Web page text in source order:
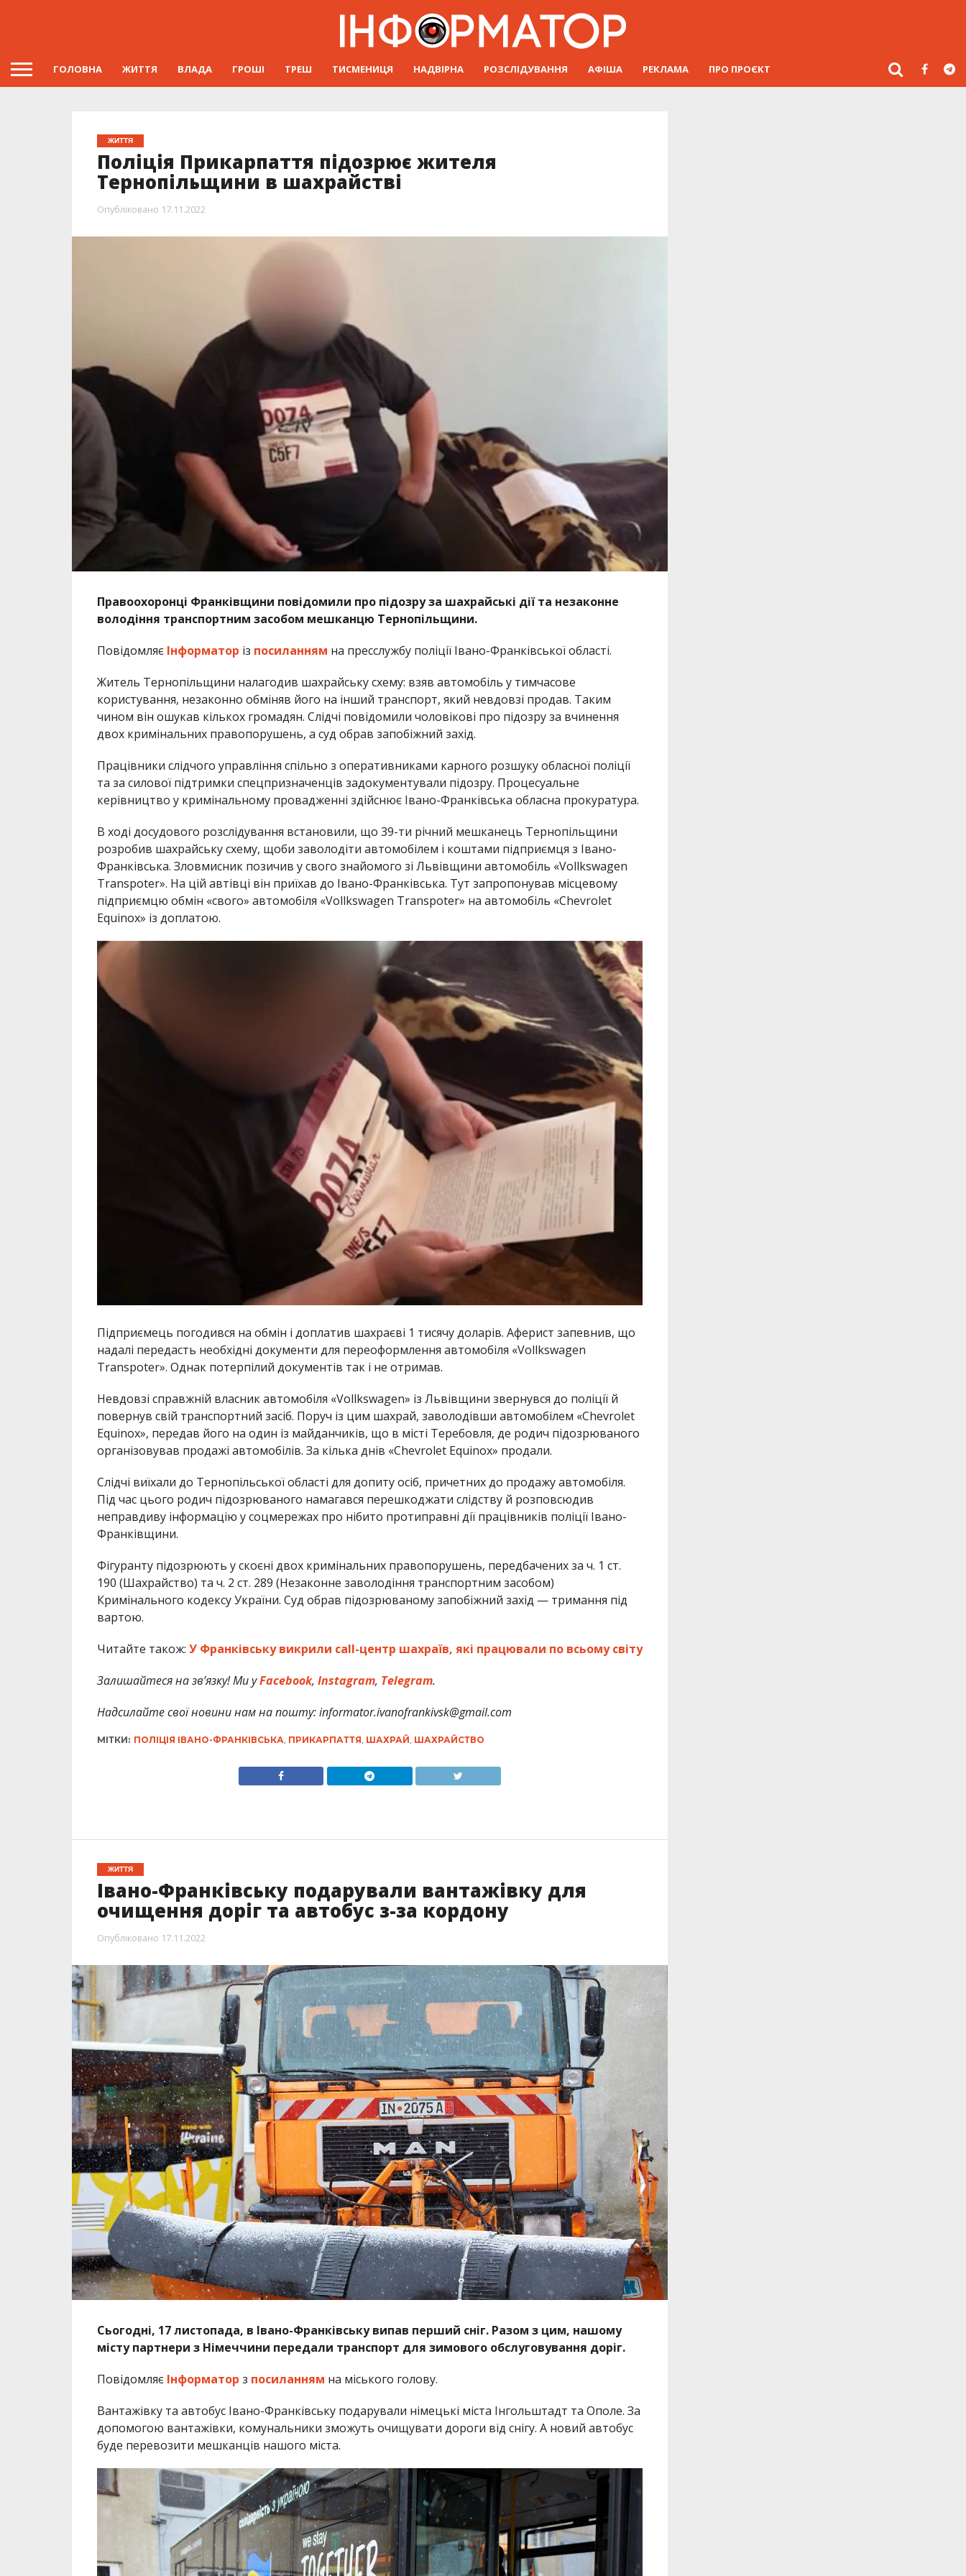
ГОЛОВНА ЖИТТЯ ВЛАДА ГРОШІ ТРЕШ ТИСМЕНИЦЯ НАДВІРНА РОЗСЛІДУВАННЯ АФІША РЕКЛАМА ПРО ПРОЄКТ
ЖИТТЯ
Поліція Прикарпаття підозрює жителя
Тернопільщини в шахрайстві
Опубліковано 17.11.2022
Правоохоронці Франківщини повідомили про підозру за шахрайські дії та незаконне
володіння транспортним засобом мешканцю Тернопільщини.
Повідомляє Інформатор із посиланням на пресслужбу поліції Івано-Франківської області.
Житель Тернопільщини налагодив шахрайську схему: взяв автомобіль у тимчасове
користування, незаконно обміняв його на інший транспорт, який невдовзі продав. Таким
чином він ошукав кількох громадян. Слідчі повідомили чоловікові про підозру за вчинення
двох кримінальних правопорушень, а суд обрав запобіжний захід.
Працівники слідчого управління спільно з оперативниками карного розшуку обласної поліції
та за силової підтримки спецпризначенців задокументували підозру. Процесуальне
керівництво у кримінальному провадженні здійснює Івано-Франківська обласна прокуратура.
В ході досудового розслідування встановили, що 39-ти річний мешканець Тернопільщини
розробив шахрайську схему, щоби заволодіти автомобілем і коштами підприємця з Івано-
Франківська. Зловмисник позичив у свого знайомого зі Львівщини автомобіль «Vollkswagen
Transpoter». На цій автівці він приїхав до Івано-Франківська. Тут запропонував місцевому
підприємцю обмін «свого» автомобіля «Vollkswagen Transpoter» на автомобіль «Chevrolet
Equinox» із доплатою.
Підприємець погодився на обмін і доплатив шахраєві 1 тисячу доларів. Аферист запевнив, що
надалі передасть необхідні документи для переоформлення автомобіля «Vollkswagen
Transpoter». Однак потерпілий документів так і не отримав.
Невдовзі справжній власник автомобіля «Vollkswagen» із Львівщини звернувся до поліції й
повернув свій транспортний засіб. Поруч із цим шахрай, заволодівши автомобілем «Chevrolet
Equinox», передав його на один із майданчиків, що в місті Теребовля, де родич підозрюваного
організовував продажі автомобілів. За кілька днів «Chevrolet Equinox» продали.
Слідчі виїхали до Тернопільської області для допиту осіб, причетних до продажу автомобіля.
Під час цього родич підозрюваного намагався перешкоджати слідству й розповсюдив
неправдиву інформацію у соцмережах про нібито протиправні дії працівників поліції Івано-
Франківщини.
Фігуранту підозрюють у скоєні двох кримінальних правопорушень, передбачених за ч. 1 ст.
190 (Шахрайство) та ч. 2 ст. 289 (Незаконне заволодіння транспортним засобом)
Кримінального кодексу України. Суд обрав підозрюваному запобіжний захід — тримання під
вартою.
Читайте також: У Франківську викрили call-центр шахраїв, які працювали по всьому світу
Залишайтеся на зв’язку! Ми уFacebook, Instagram, Telegram.
Надсилайте свої новини нам на пошту: informator.ivanofrankivsk@gmail.com
МІТКИ: ПОЛІЦІЯ ІВАНО-ФРАНКІВСЬКА ПРИКАРПАТТЯ ШАХРАЙ ШАХРАЙСТВО
ЖИТТЯ
Івано-Франківську подарували вантажівку для
очищення доріг та автобус з-за кордону
Опубліковано 17.11.2022
Сьогодні, 17 листопада, в Івано-Франківську випав перший сніг. Разом з цим, нашому
місту партнери з Німеччини передали транспорт для зимового обслуговування доріг.
Повідомляє Інформатор з посиланням на міського голову.
Вантажівку та автобус Івано-Франківську подарували німецькі міста Інгольштадт та Ополе. За
допомогою вантажівки, комунальники зможуть очищувати дороги від снігу. А новий автобус
буде перевозити мешканців нашого міста.